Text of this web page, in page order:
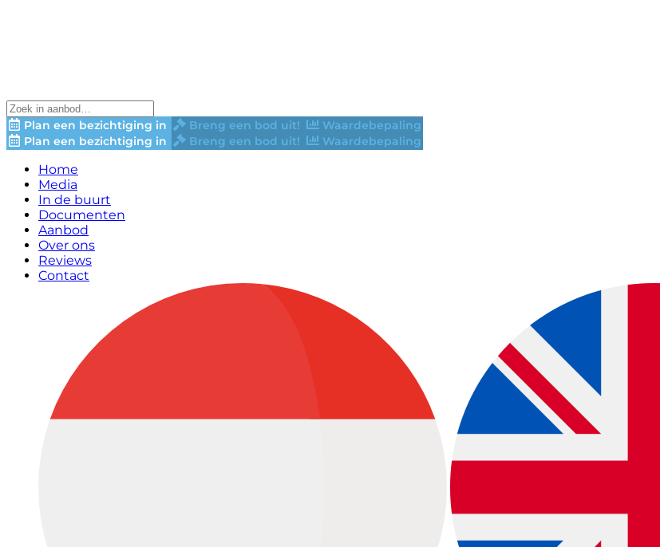
Plan een bezichtiging in Breng een bod uit!
Waardebepaling
Plan een bezichtiging in
Breng een bod uit! Waardebepaling
Home
Media
In de buurt
Documenten
Aanbod
Over ons
Reviews
Contact